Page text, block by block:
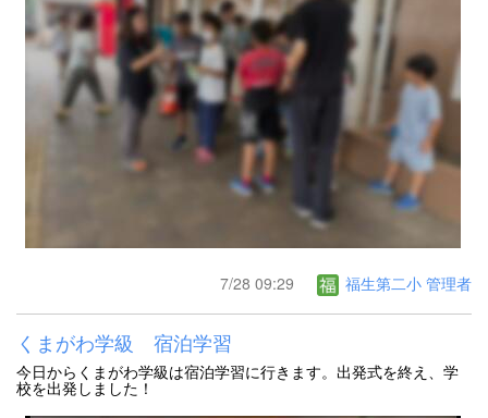
7/28 09:29 福生第二小 管理者
くまがわ学級 宿泊学習
今日からくまがわ学級は宿泊学習に行きます。出発式を終え、学
校を出発しました！